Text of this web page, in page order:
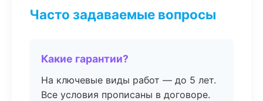
Часто задаваемые вопросы
Какие гарантии?
На ключевые виды работ — до 5 лет.
Все условия прописаны в договоре.